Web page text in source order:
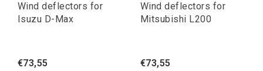
Wind deflectors for
Isuzu D-Max
€73,55
Wind deflectors for
Mitsubishi L200
€73,55